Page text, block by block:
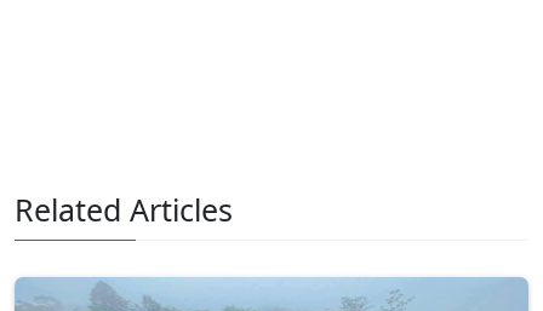
Related Articles